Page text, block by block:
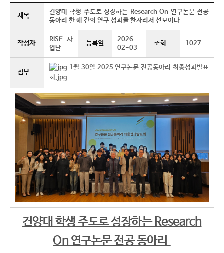
제목
건양대 학생 주도로 성장하는 Research On 연구논문 전공
동아리 한 해 간의 연구 성과를 한자리서 선보이다
작성자
RISE 사
업단
등록일
2026-
02-03
조회 1027
첨부
1월 30일 2025 연구논문 전공동아리 최종성과발표
회.jpg
건양대 학생 주도로 성장하는 Research
On 연구논문 전공 동아리